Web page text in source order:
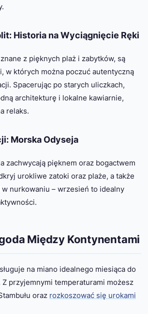
Historia na Wyciągnięcie Ręki
z pięknych plaż i zabytków, są
w których można poczuć autentyczną
Spacerując po starych uliczkach,
architekturę i lokalne kawiarnie,
relaks.
Morska Odyseja
zachwycają pięknem oraz bogactwem
urokliwe zatoki oraz plaże, a także
w nurkowaniu – wrzesień to idealny
Między Kontynentami
na miano idealnego miesiąca do
przyjemnymi temperaturami możesz
oraz rozkoszować się urokami